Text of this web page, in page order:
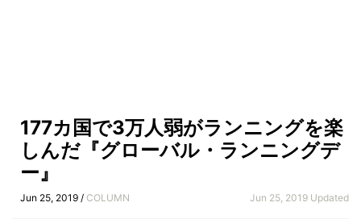
177カ国で3万人弱がランニングを楽
しんだ『グローバル・ランニングデ
ー』
Jun 25, 2019 / COLUMN Jun 25, 2019 Updated